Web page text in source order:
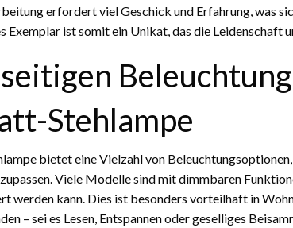
erfordert viel Geschick und Erfahrung, was
Exemplar ist somit ein Unikat, das die
Stehlampe
bietet eine Vielzahl von
Viele Modelle sind mit dimmbaren
werden kann. Dies ist besonders vorteilhaft in
– sei es Lesen, Entspannen oder geselliges